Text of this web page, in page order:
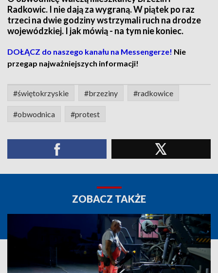
Radkowic. I nie dają za wygraną. W piątek po raz
trzeci na dwie godziny wstrzymali ruch na drodze
wojewódzkiej. I jak mówią - na tym nie koniec.
DOŁĄCZ do naszego kanału na Messengerze! Nie
przegap najważniejszych informacji!
#świętokrzyskie #brzeziny #radkowice
#obwodnica #protest
ZOBACZ TAKŻE